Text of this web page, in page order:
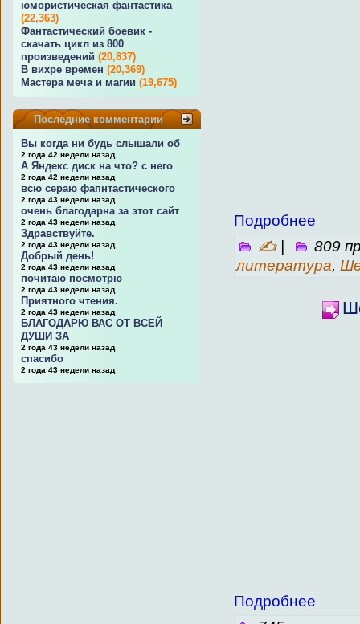
юмористическая фантастика
(22,363)
Фантастический боевик -
скачать цикл из 800
произведений (20,837)
В вихре времен (20,369)
Мастера меча и магии (19,675)
Последние комментарии
Вы когда ни будь слышали об
2 года 42 недели назад
А Яндекс диск на что? с него
2 года 42 недели назад
всю сераю фапнтастического
2 года 43 недели назад
очень благодарна за этот сайт
2 года 43 недели назад
Здравствуйте.
2 года 43 недели назад
Добрый день!
2 года 43 недели назад
почитаю посмотрю
2 года 43 недели назад
Приятного чтения.
2 года 43 недели назад
БЛАГОДАРЮ ВАС ОТ ВСЕЙ
ДУШИ ЗА
2 года 43 недели назад
спасибо
2 года 43 недели назад
Подробнее
✍|
809
литература,
Подробнее